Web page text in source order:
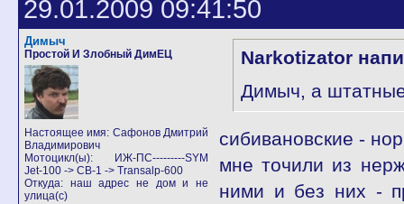
29.01.2009 09:41:50
Димыч
Простой И Злобный ДимЕЦ
Настоящее имя: Сафонов Дмитрий
Владимирович
Мотоцикл(ы): ИЖ-ПС---------SYM
Jet-100 -> CB-1 -> Transalp-600
Откуда: наш адрес не дом и не
улица(с)
Narkotizator
Димыч, а
сибивановские -
мне точили из
ними и без них -